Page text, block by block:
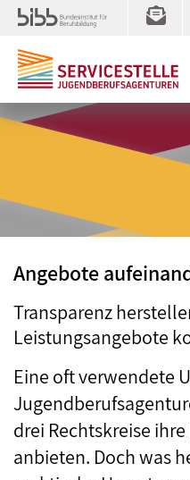
Angebote
Transparenz
Leistungsangebote
Eine oft verwendete
drei Rechtskreise
anbieten. Doch was